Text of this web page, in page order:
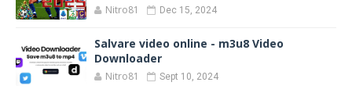
Nitro81 Dec 15, 2024
Salvare video online - m3u8 Video
Downloader
Nitro81 Sept 10, 2024